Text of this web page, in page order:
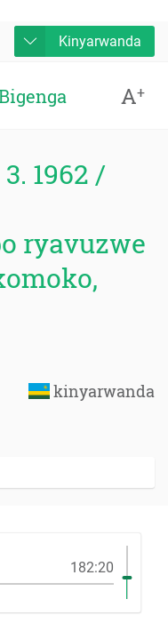
Kinyarwanda
A+
1962 /
ryavuzwe
kinyarwanda
182:20